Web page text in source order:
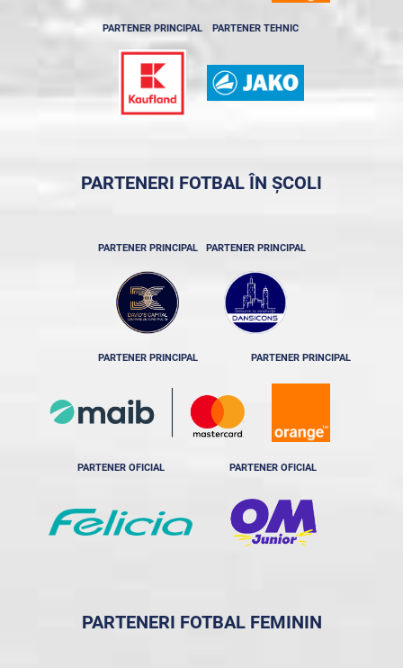
PARTENER PRINCIPAL PARTENER TEHNIC
PARTENERI FOTBAL ÎN ȘCOLI
PARTENER PRINCIPAL PARTENER PRINCIPAL
PARTENER PRINCIPAL PARTENER PRINCIPAL
PARTENER OFICIAL PARTENER OFICIAL
PARTENERI FOTBAL FEMININ